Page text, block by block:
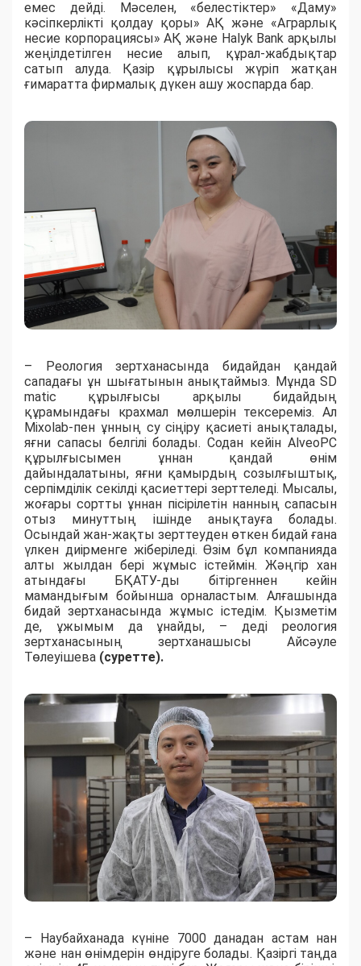
емес дейді. Мәселен, «белестіктер» «Даму»
кәсіпкерлікті қолдау қоры» АҚ және «Аграрлық
несие корпорациясы» АҚ және Halyk Bank арқылы
жеңілдетілген несие алып, құрал-жабдықтар
сатып алуда. Қазір құрылысы жүріп жатқан
ғимаратта фирмалық дүкен ашу жоспарда бар.
– Реология зертханасында бидайдан қандай
сападағы ұн шығатынын анықтаймыз. Мұнда SD
matic құрылғысы арқылы бидайдың
құрамындағы крахмал мөлшерін тексереміз. Ал
Mixolab-пен ұнның су сіңіру қасиеті анықталады,
яғни сапасы белгілі болады. Содан кейін AlveoPC
құрылғысымен ұннан қандай өнім
дайындалатыны, яғни қамырдың созылғыштық,
серпімділік секілді қасиеттері зерттеледі. Мысалы,
жоғары сортты ұннан пісірілетін нанның сапасын
отыз минуттың ішінде анықтауға болады.
Осындай жан-жақты зерттеуден өткен бидай ғана
үлкен диірменге жіберіледі. Өзім бұл компанияда
алты жылдан бері жұмыс істеймін. Жәңгір хан
атындағы БҚАТУ-ды бітіргеннен кейін
мамандығым бойынша орналастым. Алғашында
бидай зертханасында жұмыс істедім. Қызметім
де, ұжымым да ұнайды, – деді реология
зертханасының зертханашысы Айсәуле
Төлеуішева (суретте).
– Наубайханада күніне 7000 данадан астам нан
және нан өнімдерін өндіруге болады. Қазіргі таңда